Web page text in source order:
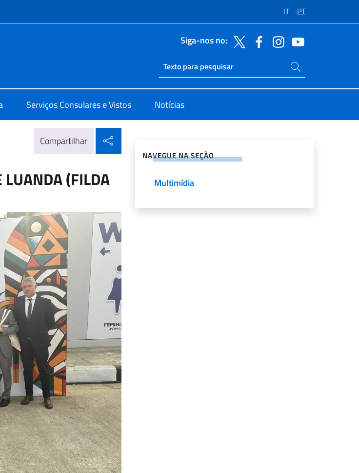
IT PT
Siga-nos no:
Ricerca sito live
Pesquise no site
Serviços Consulares e Vistos Notícias
Compartilhar
LUANDA (FILDA
NAVEGUE NA SEÇÃO
Multimídia